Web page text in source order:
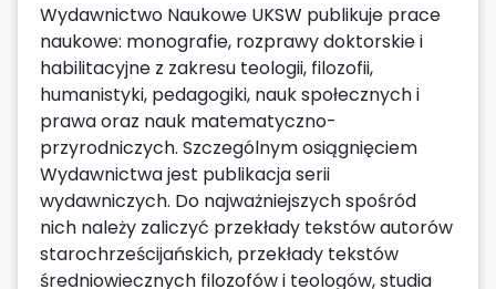
Wydawnictwo Naukowe UKSW publikuje prace
naukowe: monografie, rozprawy doktorskie i
habilitacyjne z zakresu teologii, filozofii,
humanistyki, pedagogiki, nauk społecznych i
prawa oraz nauk matematyczno-
przyrodniczych. Szczególnym osiągnięciem
Wydawnictwa jest publikacja serii
wydawniczych. Do najważniejszych spośród
nich należy zaliczyć przekłady tekstów autorów
starochrześcijańskich, przekłady tekstów
średniowiecznych filozofów i teologów, studia